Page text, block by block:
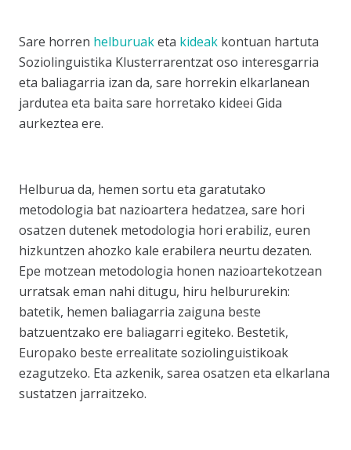
Sare horren helburuaketa kideak kontuan hartuta
Soziolinguistika Klusterrarentzat oso interesgarria
eta baliagarria izan da, sare horrekin elkarlanean
jardutea eta baita sare horretako kideei Gida
aurkeztea ere.
Helburua da, hemen sortu eta garatutako
metodologia bat nazioartera hedatzea, sare hori
osatzen dutenek metodologia hori erabiliz, euren
hizkuntzen ahozko kale erabilera neurtu dezaten.
Epe motzean metodologia honen nazioartekotzean
urratsak eman nahi ditugu, hiru helbururekin:
batetik, hemen baliagarria zaiguna beste
batzuentzako ere baliagarri egiteko. Bestetik,
Europako beste errealitate soziolinguistikoak
ezagutzeko. Eta azkenik, sarea osatzen eta elkarlana
sustatzen jarraitzeko.